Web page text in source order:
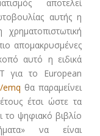
αποτελεί
αυτής η
απομακρυσμένες
αυτό η ειδικά
για το European
emq θα παραμείνει
έτσι ώστε τα
το ψηφιακό βιβλίο
να είναι